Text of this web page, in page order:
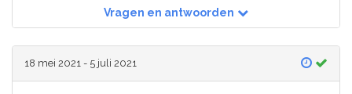
Vragen en antwoorden
18 mei 2021 - 5 juli 2021